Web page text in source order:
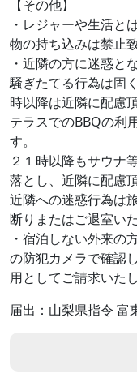
【その他】
・レジャーや生活と
物の持ち込みは禁止
・近隣の方に迷惑と
騒ぎたてる行為は固
時以降は近隣に配慮
テラスでのBBQの利
す。
２１時以降もサウナ
落とし、近隣に配慮
近隣への迷惑行為は
断りまたはご退室い
・宿泊しない外来の
の防犯カメラで確認
用としてご請求いたし
届出：山梨県指令 富